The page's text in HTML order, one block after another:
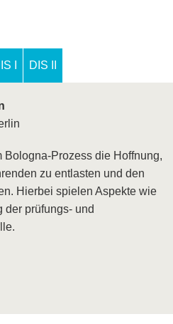
I DIS II
Bologna-Prozess die Hoffnung,
zu entlasten und den
Hierbei spielen Aspekte wie
prüfungs- und